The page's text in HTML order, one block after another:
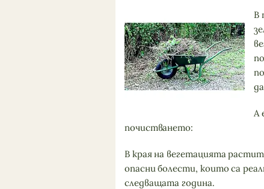
В
А
почистването:
В края на вегетацията
опасни болести, които са
следващата година.